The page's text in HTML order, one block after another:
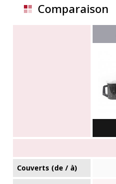
Comparaison
Couverts (de / à)